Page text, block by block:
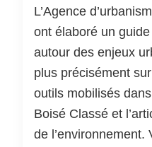
L’Agence
ont élaboré un
autour des enjeux
plus précisément
outils mobilisés
Boisé Classé et
de l’environnement.